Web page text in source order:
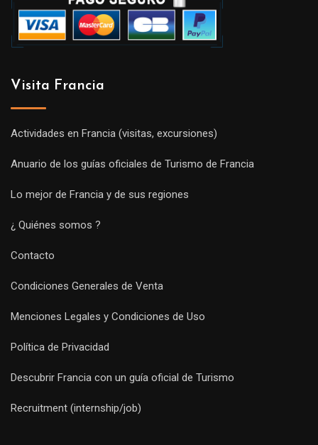
Visita Francia
Actividades en Francia (visitas, excursiones)
Anuario de los guías oficiales de Turismo de Francia
Lo mejor de Francia y de sus regiones
¿ Quiénes somos ?
Contacto
Condiciones Generales de Venta
Menciones Legales y Condiciones de Uso
Política de Privacidad
Descubrir Francia con un guía oficial de Turismo
Recruitment (internship/job)